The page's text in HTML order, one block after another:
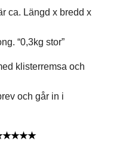
ca. Längd x bredd x
“0,3kg stor”
klisterremsa och
och går in i
★★★★★